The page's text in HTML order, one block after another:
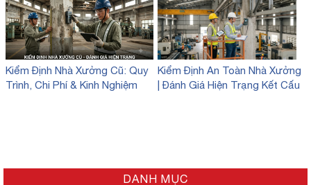
Kiểm Định Nhà Xưởng Cũ: Quy
Trình, Chi Phí & Kinh Nghiệm
Kiểm Định An Toàn Nhà Xưởng
| Đánh Giá Hiện Trạng Kết Cấu
DANH MỤC